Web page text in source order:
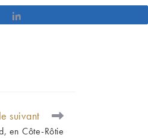
suivant
en Côte-Rôtie